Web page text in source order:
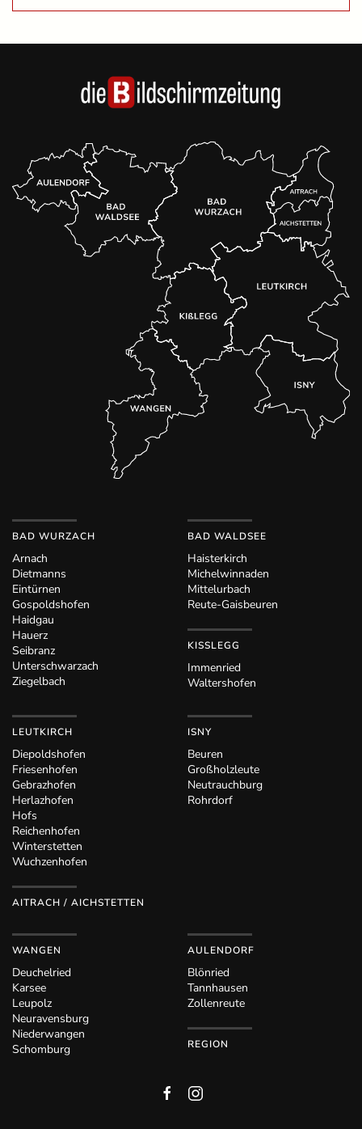
BAD WURZACH
Arnach
Dietmanns
Eintürnen
Gospoldshofen
Haidgau
Hauerz
Seibranz
Unterschwarzach
Ziegelbach
BAD WALDSEE
Haisterkirch
Michelwinnaden
Mittelurbach
Reute-Gaisbeuren
KISSLEGG
Immenried
Waltershofen
LEUTKIRCH
Diepoldshofen
Friesenhofen
Gebrazhofen
Herlazhofen
Hofs
Reichenhofen
Winterstetten
Wuchzenhofen
AITRACH / AICHSTETTEN
ISNY
Beuren
Großholzleute
Neutrauchburg
Rohrdorf
WANGEN
Deuchelried
Karsee
Leupolz
Neuravensburg
Niederwangen
Schomburg
AULENDORF
Blönried
Tannhausen
Zollenreute
REGION